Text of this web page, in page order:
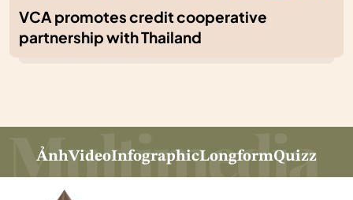
VCA promotes credit cooperative
partnership with Thailand
ẢnhVideoInfographicLongformQuizz